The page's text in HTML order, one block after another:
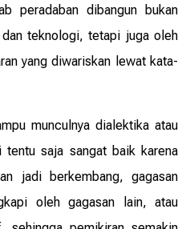
peradaban dibangun bukan
dan teknologi, tetapi juga oleh
yang diwariskan lewat kata-
munculnya dialektika atau
tentu saja sangat baik karena
jadi berkembang, gagasan
oleh gagasan lain, atau